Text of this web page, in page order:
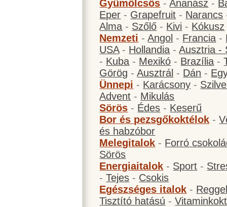
Gyümölcsös -Ananász -
Eper - Grapefruit - Narancs
Alma - Szőlő - Kivi - Kókusz
Nemzeti -Angol - Francia -
USA- Hollandia -Ausztria -
- Kuba - Mexikó - Brazília -
Görög -Ausztrál - Dán -
Ünnepi - Karácsony -
Advent - Mikulás
Sörös - Édes - Keserű
Bor és pezsgőkoktélok -
és habzóbor
Melegitalok - Forró
Sörös
Energiaitalok - Sport -
-Tejes - Csokis
Egészséges italok -
Tisztító hatású -